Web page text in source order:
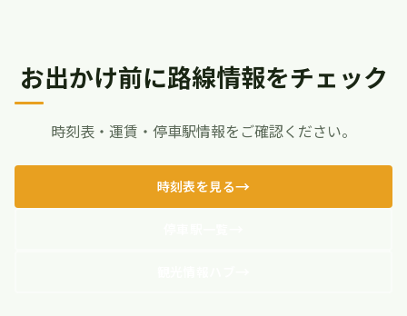
お出かけ前に路線情報をチェック
時刻表・運賃・停車駅情報をご確認ください。
時刻表を見る